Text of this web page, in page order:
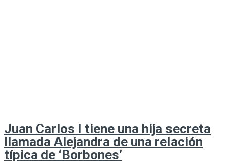
Juan Carlos I tiene una hija secreta
llamada Alejandra de una relación
típica de ‘Borbones’